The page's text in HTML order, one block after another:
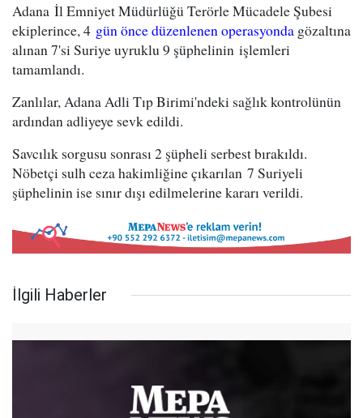
Adana İl Emniyet Müdürlüğü Terörle Mücadele Şubesi
ekiplerince, 4 gün önce düzenlenen operasyonda gözaltına
alınan 7'si Suriye uyruklu 9 şüphelinin işlemleri
tamamlandı.
Zanlılar, Adana Adli Tıp Birimi'ndeki sağlık kontrolünün
ardından adliyeye sevk edildi.
Savcılık sorgusu sonrası 2 şüpheli serbest bırakıldı.
Nöbetçi sulh ceza hakimliğine çıkarılan 7 Suriyeli
şüphelinin ise sınır dışı edilmelerine kararı verildi.
İlgili Haberler